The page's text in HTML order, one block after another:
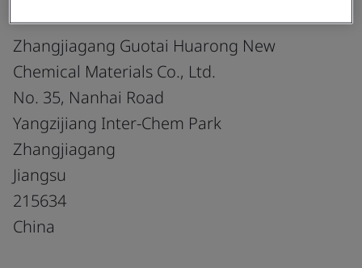
Zhangjiagang Guotai Huarong New
Chemical Materials Co., Ltd.
No. 35, Nanhai Road
Yangzijiang Inter-Chem Park
Zhangjiagang
Jiangsu
215634
China